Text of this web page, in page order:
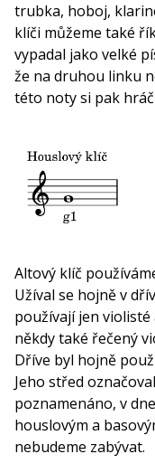
trubka, hoboj,
klíči můžeme také
vypadal jako velké
že na druhou linku
této noty si pak
Altový klíč
Užíval se hojně v
používají jen
někdy také řečený
Dříve byl hojně
Jeho střed
poznamenáno, v
houslovým a
nebudeme zabývat.